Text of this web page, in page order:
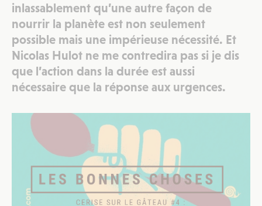
inlassablement qu’une autre façon de
nourrir la planète est non seulement
possible mais une impérieuse nécessité. Et
Nicolas Hulot ne me contredira pas si je dis
que l’action dans la durée est aussi
nécessaire que la réponse aux urgences.